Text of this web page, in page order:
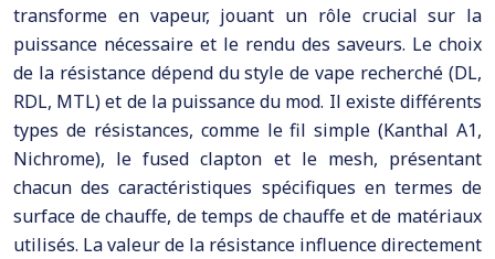
transforme en vapeur, jouant un rôle crucial sur la
puissance nécessaire et le rendu des saveurs. Le choix
de la résistance dépend du style de vape recherché (DL,
RDL, MTL) et de la puissance du mod. Il existe différents
types de résistances, comme le fil simple (Kanthal A1,
Nichrome), le fused clapton et le mesh, présentant
chacun des caractéristiques spécifiques en termes de
surface de chauffe, de temps de chauffe et de matériaux
utilisés. La valeur de la résistance influence directement